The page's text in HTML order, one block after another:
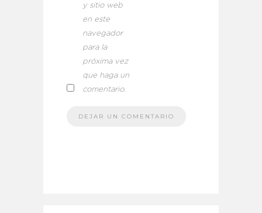
y sitio web
en este
navegador
para la
próxima vez
que haga un
comentario.